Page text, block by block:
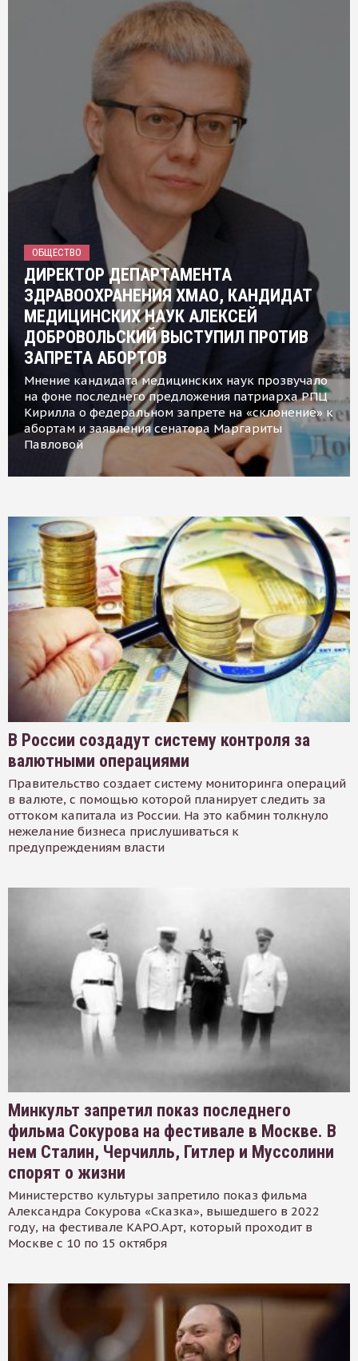
ОБЩЕСТВО
ДИРЕКТОР ДЕПАРТАМЕНТА
ЗДРАВООХРАНЕНИЯ ХМАО, КАНДИДАТ
МЕДИЦИНСКИХ НАУК АЛЕКСЕЙ
ДОБРОВОЛЬСКИЙ ВЫСТУПИЛ ПРОТИВ
ЗАПРЕТА АБОРТОВ
Мнение кандидата медицинских наук прозвучало
на фоне последнего предложения патриарха РПЦ
Кирилла о федеральном запрете на «склонение» к
абортам и заявления сенатора Маргариты
Павловой
В России создадут систему контроля за
валютными операциями
Правительство создает систему мониторинга операций
в валюте, с помощью которой планирует следить за
оттоком капитала из России. На это кабмин толкнуло
нежелание бизнеса прислушиваться к
предупреждениям власти
Минкульт запретил показ последнего
фильма Сокурова на фестивале в Москве. В
нем Сталин, Черчилль, Гитлер и Муссолини
спорят о жизни
Министерство культуры запретило показ фильма
Александра Сокурова «Сказка», вышедшего в 2022
году, на фестивале КАРО.Арт, который проходит в
Москве с 10 по 15 октября